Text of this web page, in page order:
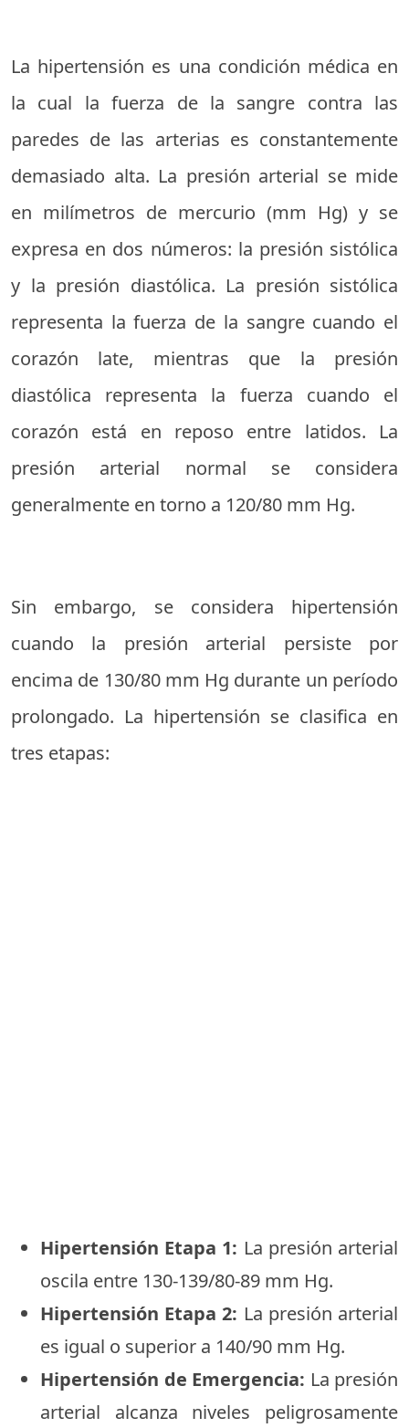
La hipertensión es una condición médica en
la cual la fuerza de la sangre contra las
paredes de las arterias es constantemente
demasiado alta. La presión arterial se mide
en milímetros de mercurio (mm Hg) y se
expresa en dos números: la presión sistólica
y la presión diastólica. La presión sistólica
representa la fuerza de la sangre cuando el
corazón late, mientras que la presión
diastólica representa la fuerza cuando el
corazón está en reposo entre latidos. La
presión arterial normal se considera
generalmente en torno a 120/80 mm Hg.
Sin embargo, se considera hipertensión
cuando la presión arterial persiste por
encima de 130/80 mm Hg durante un período
prolongado. La hipertensión se clasifica en
tres etapas:
Hipertensión Etapa 1: La presión arterial
oscila entre 130-139/80-89 mm Hg.
Hipertensión Etapa 2: La presión arterial
es igual o superior a 140/90 mm Hg.
Hipertensión de Emergencia: La presión
arterial alcanza niveles peligrosamente